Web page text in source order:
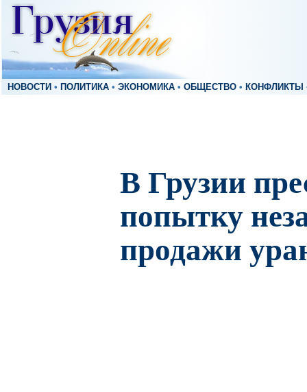
НОВОСТИ • ПОЛИТИКА • ЭКОНОМИКА • ОБЩЕСТВО • КОНФЛИКТЫ
В Грузии
попытку
продажи